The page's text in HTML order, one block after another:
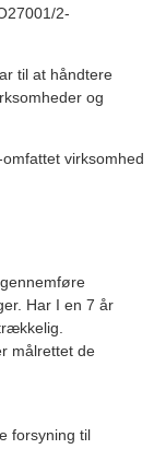
2-
til at håndtere
og
virksomhed
Har I en 7 år
målrettet de
forsyning til